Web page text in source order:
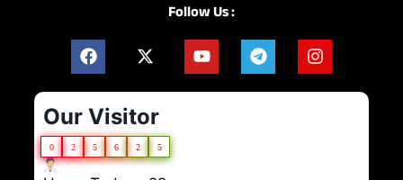
Follow Us :
Our Visitor
0 2 5 6 2 5